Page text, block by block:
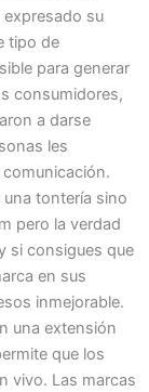
su
tipo de
para generar
consumidores,
a darse
les
tontería sino
pero la verdad
si consigues que
en sus
inmejorable.
una extensión
que los
vivo. Las marcas